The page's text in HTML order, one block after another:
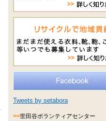
Tweets by setabora
>>世田谷ボランティアセンター